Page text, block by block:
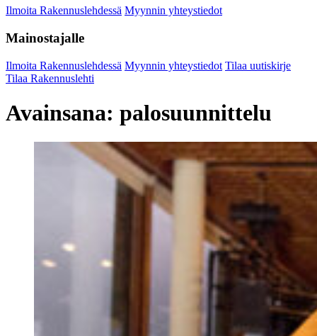
Ilmoita Rakennuslehdessä Myynnin yhteystiedot
Mainostajalle
Ilmoita Rakennuslehdessä Myynnin yhteystiedot Tilaa uutiskirje
Tilaa Rakennuslehti
Avainsana: palosuunnittelu